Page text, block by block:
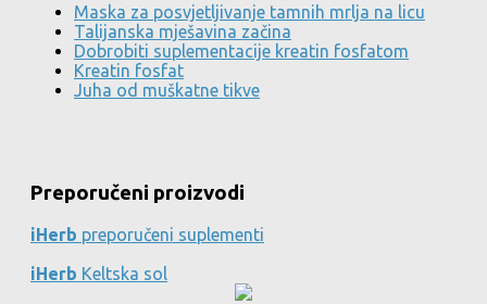
Maska za posvjetljivanje tamnih mrlja na licu
Talijanska mješavina začina
Dobrobiti suplementacije kreatin fosfatom
Kreatin fosfat
Juha od muškatne tikve
Preporučeni proizvodi
iHerb preporučeni suplementi
iHerb Keltska sol